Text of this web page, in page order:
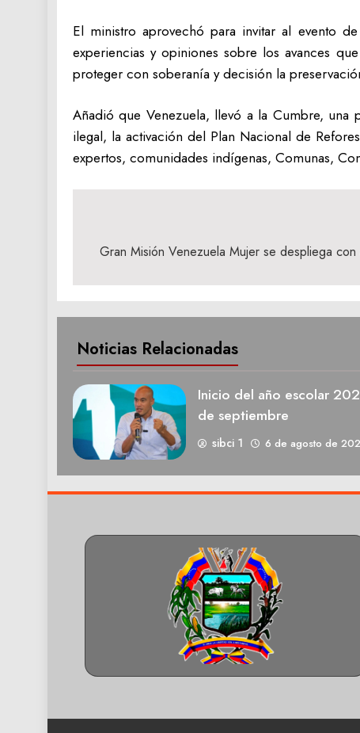
El ministro aprovechó para invitar al evento
experiencias y opiniones sobre los avances
proteger con soberanía y decisión la
Añadió que Venezuela, llevó a la Cumbre,
ilegal, la activación del Plan Nacional de
expertos, comunidades indígenas, Comunas,
de
entradas
Gran Misión Venezuela Mujer se despliega
Noticias Relacionadas
Inicio del año escolar
de septiembre
sibci 1 6 de agosto de